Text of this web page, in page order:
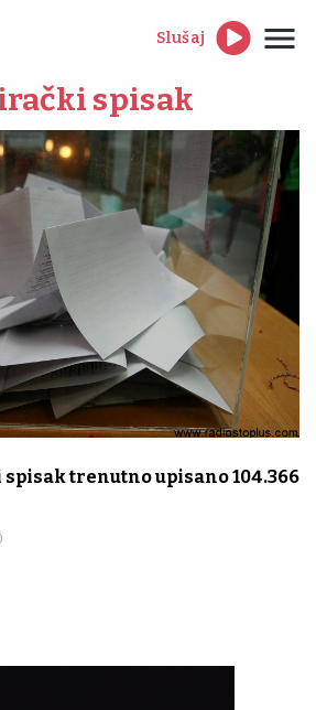
Slušaj
spisak
trenutno upisano 104.366